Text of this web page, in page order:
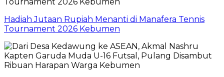
Hadiah Jutaan Rupiah Menanti di Manafera Tennis
Tournament 2026 Kebumen